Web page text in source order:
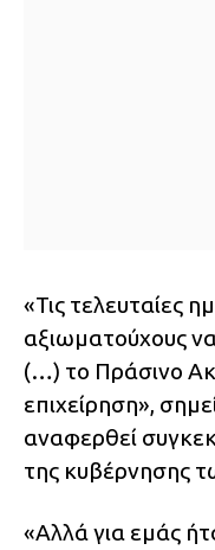
«Τις τελευταίες
αξιωματούχους
(…) το Πράσινο
επιχείρηση»,
αναφερθεί
της κυβέρνησης
«Αλλά για εμάς